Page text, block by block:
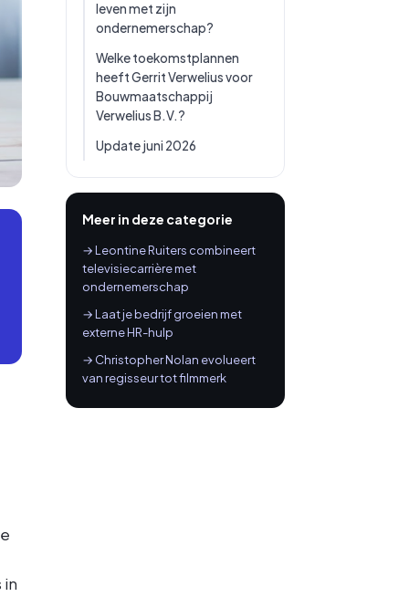
in
leven met zijn
ondernemerschap?
Welke toekomstplannen
heeft Gerrit Verwelius voor
Bouwmaatschappij
Verwelius B.V.?
Update juni 2026
Meer in deze categorie
→ Leontine Ruiters combineert
televisiecarrière met
ondernemerschap
→ Laat je bedrijf groeien met
externe HR-hulp
→ Christopher Nolan evolueert
van regisseur tot filmmerk